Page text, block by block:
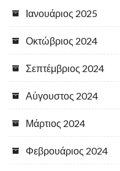
Ιανουάριος 2025
Οκτώβριος 2024
Σεπτέμβριος 2024
Αύγουστος 2024
Μάρτιος 2024
Φεβρουάριος 2024